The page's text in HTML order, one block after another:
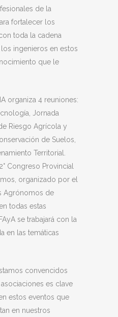
de la
fortalecer los
toda la cadena
ingenieros en estos
que le
organiza 4 reuniones:
Jornada
Riesgo Agrícola y
de Suelos,
Territorial.
Congreso Provincial
organizado por el
Agrónomos de
todas estas
se trabajará con la
en las temáticas
convencidos
es clave
estos eventos que
en nuestros